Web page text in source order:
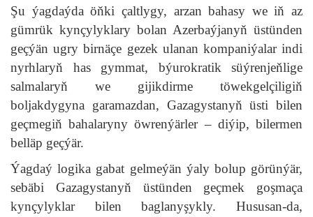
Şu ýagdaýda öňki çaltlygy, arzan bahasy we iň az
gümrük kynçylyklary bolan Azerbaýjanyň üstünden
geçýän ugry birnäçe gezek ulanan kompaniýalar indi
nyrhlaryň has gymmat, býurokratik süýrenjeňlige
salmalaryň we gijikdirme töwekgelçiligiň
boljakdygyna garamazdan, Gazagystanyň üsti bilen
geçmegiň bahalaryny öwrenýärler – diýip, bilermen
belläp geçýär.
Ýagdaý logika gabat gelmeýän ýaly bolup görünýär,
sebäbi Gazagystanyň üstünden geçmek goşmaça
kynçylyklar bilen baglanyşykly. Hususan-da,